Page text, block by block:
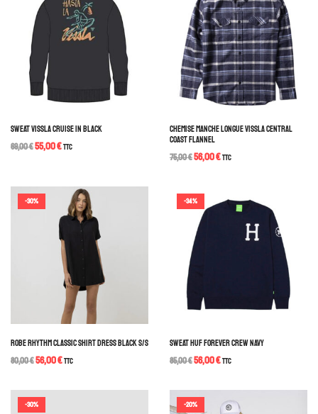
SWEAT VISSLA CRUISE IN BLACK
69,00€55,00€TTC
CHEMISE MANCHE LONGUE VISSLA CENTRAL
COAST FLANNEL
75,00€56,00€TTC
-30%
ROBE RHYTHM CLASSIC SHIRT DRESS BLACK S/S
80,00€56,00€TTC
-34%
SWEAT HUF FOREVER CREW NAVY
85,00€56,00€TTC
-30% -20%